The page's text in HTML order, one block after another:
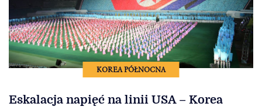
KOREA PÓŁNOCNA
Eskalacja napięć na linii USA – Korea